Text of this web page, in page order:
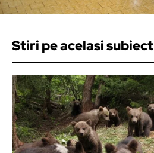
Stiri pe acelasi subiect